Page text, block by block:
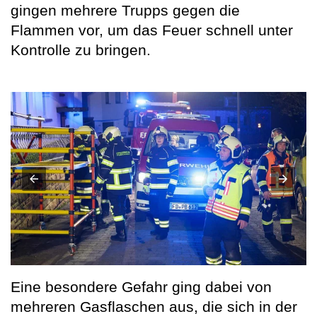
gingen mehrere Trupps gegen die
Flammen vor, um das Feuer schnell unter
Kontrolle zu bringen.
Eine besondere Gefahr ging dabei von
mehreren Gasflaschen aus, die sich in der